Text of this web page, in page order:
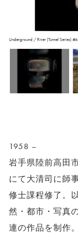
Underground / River (Tunnel Series)
1958 –
岩手県陸前高田
にて大清司に師
修士課程修了。
然・都市・写真
連の作品を制作